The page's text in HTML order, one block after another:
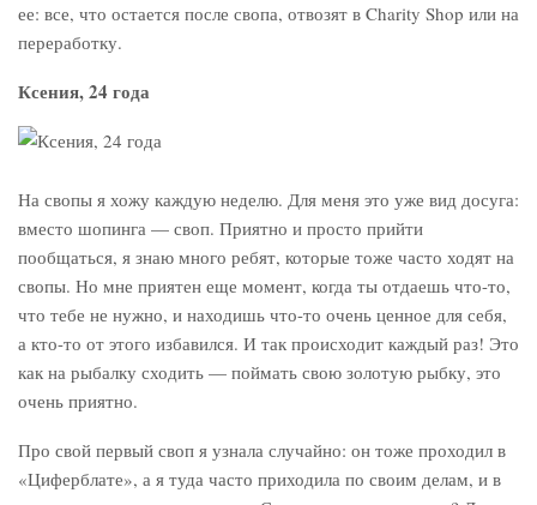
ее: все, что остается после свопа, отвозят в Charity Shop или на
переработку.
Ксения, 24 года
На свопы я хожу каждую неделю. Для меня это уже вид досуга:
вместо шопинга — своп. Приятно и просто прийти
пообщаться, я знаю много ребят, которые тоже часто ходят на
свопы. Но мне приятен еще момент, когда ты отдаешь что-то,
что тебе не нужно, и находишь что-то очень ценное для себя,
а кто-то от этого избавился. И так происходит каждый раз! Это
как на рыбалку сходить — поймать свою золотую рыбку, это
очень приятно.
Про свой первый своп я узнала случайно: он тоже проходил в
«Циферблате», а я туда часто приходила по своим делам, и в